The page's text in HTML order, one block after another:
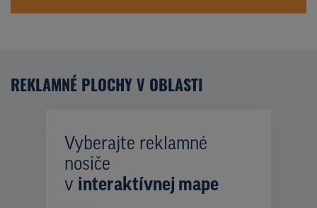
REKLAMNÉ PLOCHY V OBLASTI
Vyberajte reklamné
nosiče
v interaktívnej mape